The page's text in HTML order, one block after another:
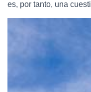
es, por tanto, una